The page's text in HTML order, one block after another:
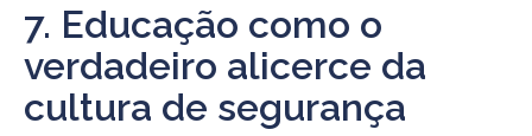
7. Educação como o
verdadeiro alicerce da
cultura de segurança